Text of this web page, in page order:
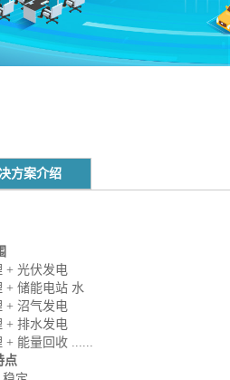
方案介绍
+ 光伏发电
+ 储能电站 水
+ 沼气发电
+ 排水发电
+ 能量回收 ......
点